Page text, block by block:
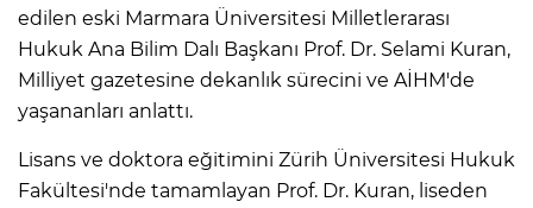
edilen eski Marmara Üniversitesi Milletlerarası
Hukuk Ana Bilim Dalı Başkanı Prof. Dr. Selami Kuran,
Milliyet gazetesine dekanlık sürecini ve AİHM'de
yaşananları anlattı.
Lisans ve doktora eğitimini Zürih Üniversitesi Hukuk
Fakültesi'nde tamamlayan Prof. Dr. Kuran, liseden